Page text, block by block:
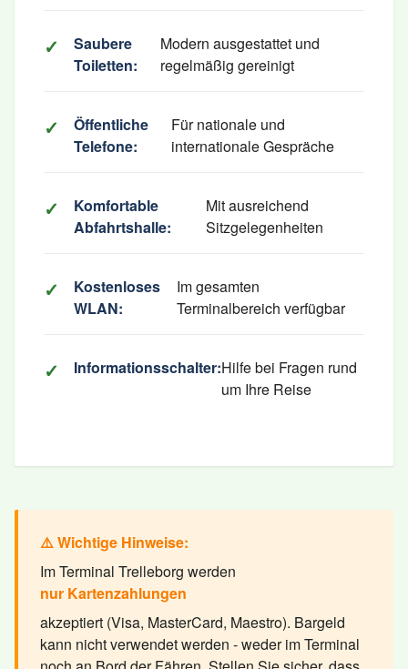
Saubere
Toiletten:
Modern ausgestattet und
regelmäßig gereinigt
Öffentliche
Telefone:
Für nationale und
internationale Gespräche
Komfortable
Abfahrtshalle:
Mit ausreichend
Sitzgelegenheiten
Kostenloses
WLAN:
Im gesamten
Terminalbereich verfügbar
Informationsschalter:Hilfe bei Fragen rund
um Ihre Reise
⚠️ Wichtige Hinweise:
Im Terminal Trelleborg werden
nur Kartenzahlungen
akzeptiert (Visa, MasterCard, Maestro). Bargeld
kann nicht verwendet werden - weder im Terminal